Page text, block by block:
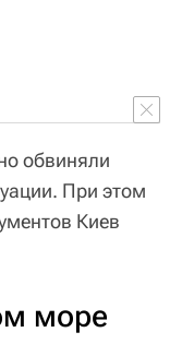
обвиняли
При этом
Киев
море